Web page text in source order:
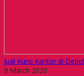
Jual Kursi Kantor di
9 March 2020